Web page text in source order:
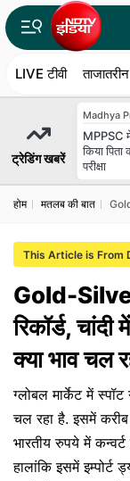
LIVE टीवी ताजातरीन
ट्रेडिंग खबरें
Madhya
MPPSC
किया
परीक्षा
होम मतलब की बात
This Article is From
Gold-
रिकॉर्ड,
क्‍या भाव चल
ग्‍लोबल मार्केट में
चल रहा है. इसमें
भारतीय रुपये में
हालांकि इसमें